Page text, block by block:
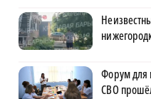
Форум для
СВО